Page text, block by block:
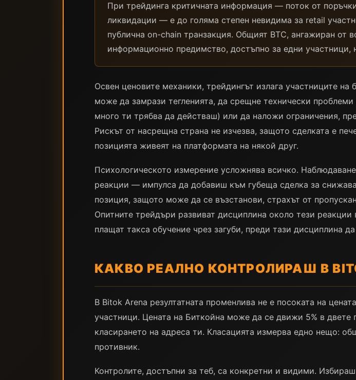
При трейдинга критичната информация — поток от
ликвидации — е до голяма степен невидима за retail
публична on-chain транзакция. Общият BTC, ангажиран от
информационно предимство, достъпно за едни участници,
Освен ценовите механики, трейдингът излага участниците
може да замрази тегленията, да срещне технически
много ти трябва да действаш) или да наложи ограничения,
Рискът от насрещна страна не изчезва, защото сделката е
позицията живеят на платформата на някой друг.
Психологическото измерение усложнява всичко.
реакции — импулса да добавиш към губеща сделка за
позиция, защото може да се възстанови, страхът от
Опитните трейдъри развиват дисциплина около тези
плащат такса обучение чрез загуби, преди тази дисциплина
КАКВО РЕАЛНО КОНТРОЛИРАШ В
В Bitok Arena резултатната променлива не е посоката на
участници. Цената на Биткойна може да се движи 5% в
класирането на адреса ти. Класацията измерва едно нещо:
противник.
Контролите, достъпни за теб, са конкретни и видими.